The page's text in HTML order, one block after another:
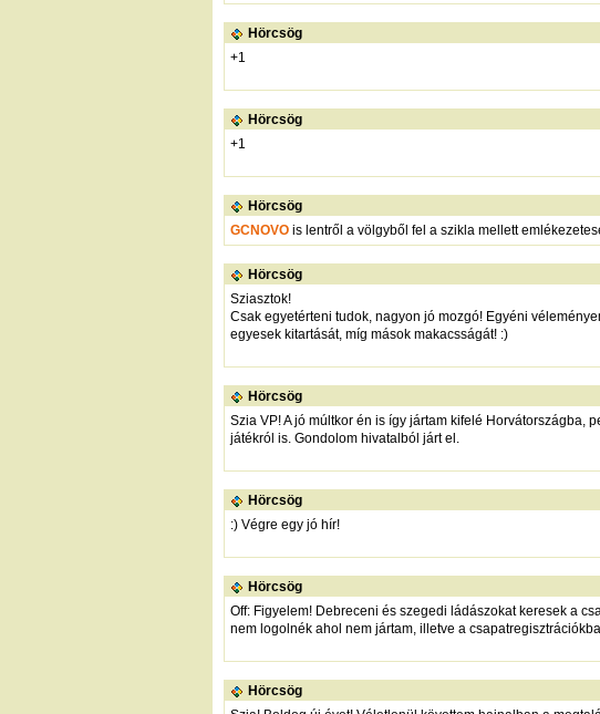
Hörcsög
+1
Hörcsög
+1
Hörcsög
GCNOVO is lentről a völgyből fel a szikla mellett
Hörcsög
Sziasztok!
Csak egyetérteni tudok, nagyon jó mozgó! Egyéni
egyesek kitartását, míg mások makacsságát! :)
Hörcsög
Szia VP! A jó múltkor én is így jártam kifelé Horvátországba,
játékról is. Gondolom hivatalból járt el.
Hörcsög
:) Végre egy jó hír!
Hörcsög
Off: Figyelem! Debreceni és szegedi ládászokat keresek a
nem logolnék ahol nem jártam, illetve a
Hörcsög